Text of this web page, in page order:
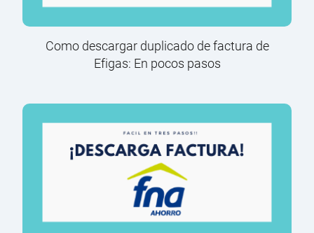
Como descargar duplicado de factura de
Efigas: En pocos pasos